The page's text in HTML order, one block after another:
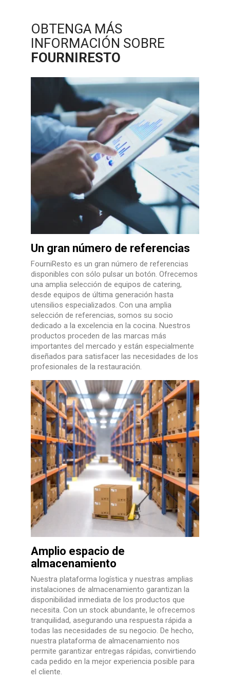
OBTENGA MÁS
INFORMACIÓN SOBRE
FOURNIRESTO
Un gran número de referencias
FourniResto es un gran número de referencias
disponibles con sólo pulsar un botón. Ofrecemos
una amplia selección de equipos de catering,
desde equipos de última generación hasta
utensilios especializados. Con una amplia
selección de referencias, somos su socio
dedicado a la excelencia en la cocina. Nuestros
productos proceden de las marcas más
importantes del mercado y están especialmente
diseñados para satisfacer las necesidades de los
profesionales de la restauración.
Amplio espacio de
almacenamiento
Nuestra plataforma logística y nuestras amplias
instalaciones de almacenamiento garantizan la
disponibilidad inmediata de los productos que
necesita. Con un stock abundante, le ofrecemos
tranquilidad, asegurando una respuesta rápida a
todas las necesidades de su negocio. De hecho,
nuestra plataforma de almacenamiento nos
permite garantizar entregas rápidas, convirtiendo
cada pedido en la mejor experiencia posible para
el cliente.